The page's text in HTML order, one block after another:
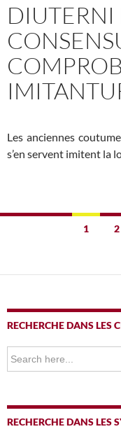
DIUTERNI
Les anciennes
s’en servent imitent la
Navigation
articles
1 2
RECHERCHE DANS LES
Search
for:
RECHERCHE DANS LES